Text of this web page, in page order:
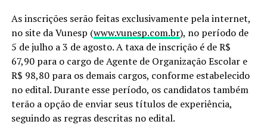
As inscrições serão feitas exclusivamente pela internet,
no site da Vunesp (www.vunesp.com.br), no período de
5 de julho a 3 de agosto. A taxa de inscrição é de R$
67,90 para o cargo de Agente de Organização Escolar e
R$ 98,80 para os demais cargos, conforme estabelecido
no edital. Durante esse período, os candidatos também
terão a opção de enviar seus títulos de experiência,
seguindo as regras descritas no edital.